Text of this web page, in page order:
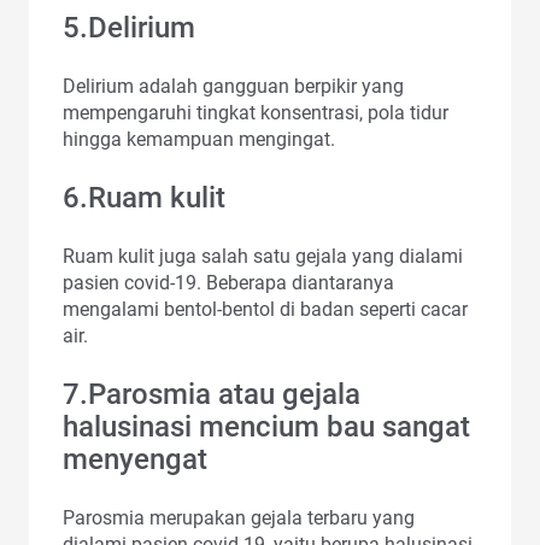
5.Delirium
Delirium adalah gangguan berpikir yang
mempengaruhi tingkat konsentrasi, pola tidur
hingga kemampuan mengingat.
6.Ruam kulit
Ruam kulit juga salah satu gejala yang dialami
pasien covid-19. Beberapa diantaranya
mengalami bentol-bentol di badan seperti cacar
air.
7.Parosmia atau gejala
halusinasi mencium bau sangat
menyengat
Parosmia merupakan gejala terbaru yang